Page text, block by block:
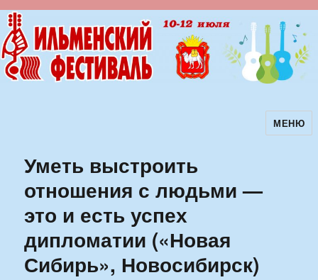
Ильменский фестиваль авторскойМЕНЮ
Уметь выстроить
отношения с людьми —
это и есть успех
дипломатии («Новая
Сибирь», Новосибирск)